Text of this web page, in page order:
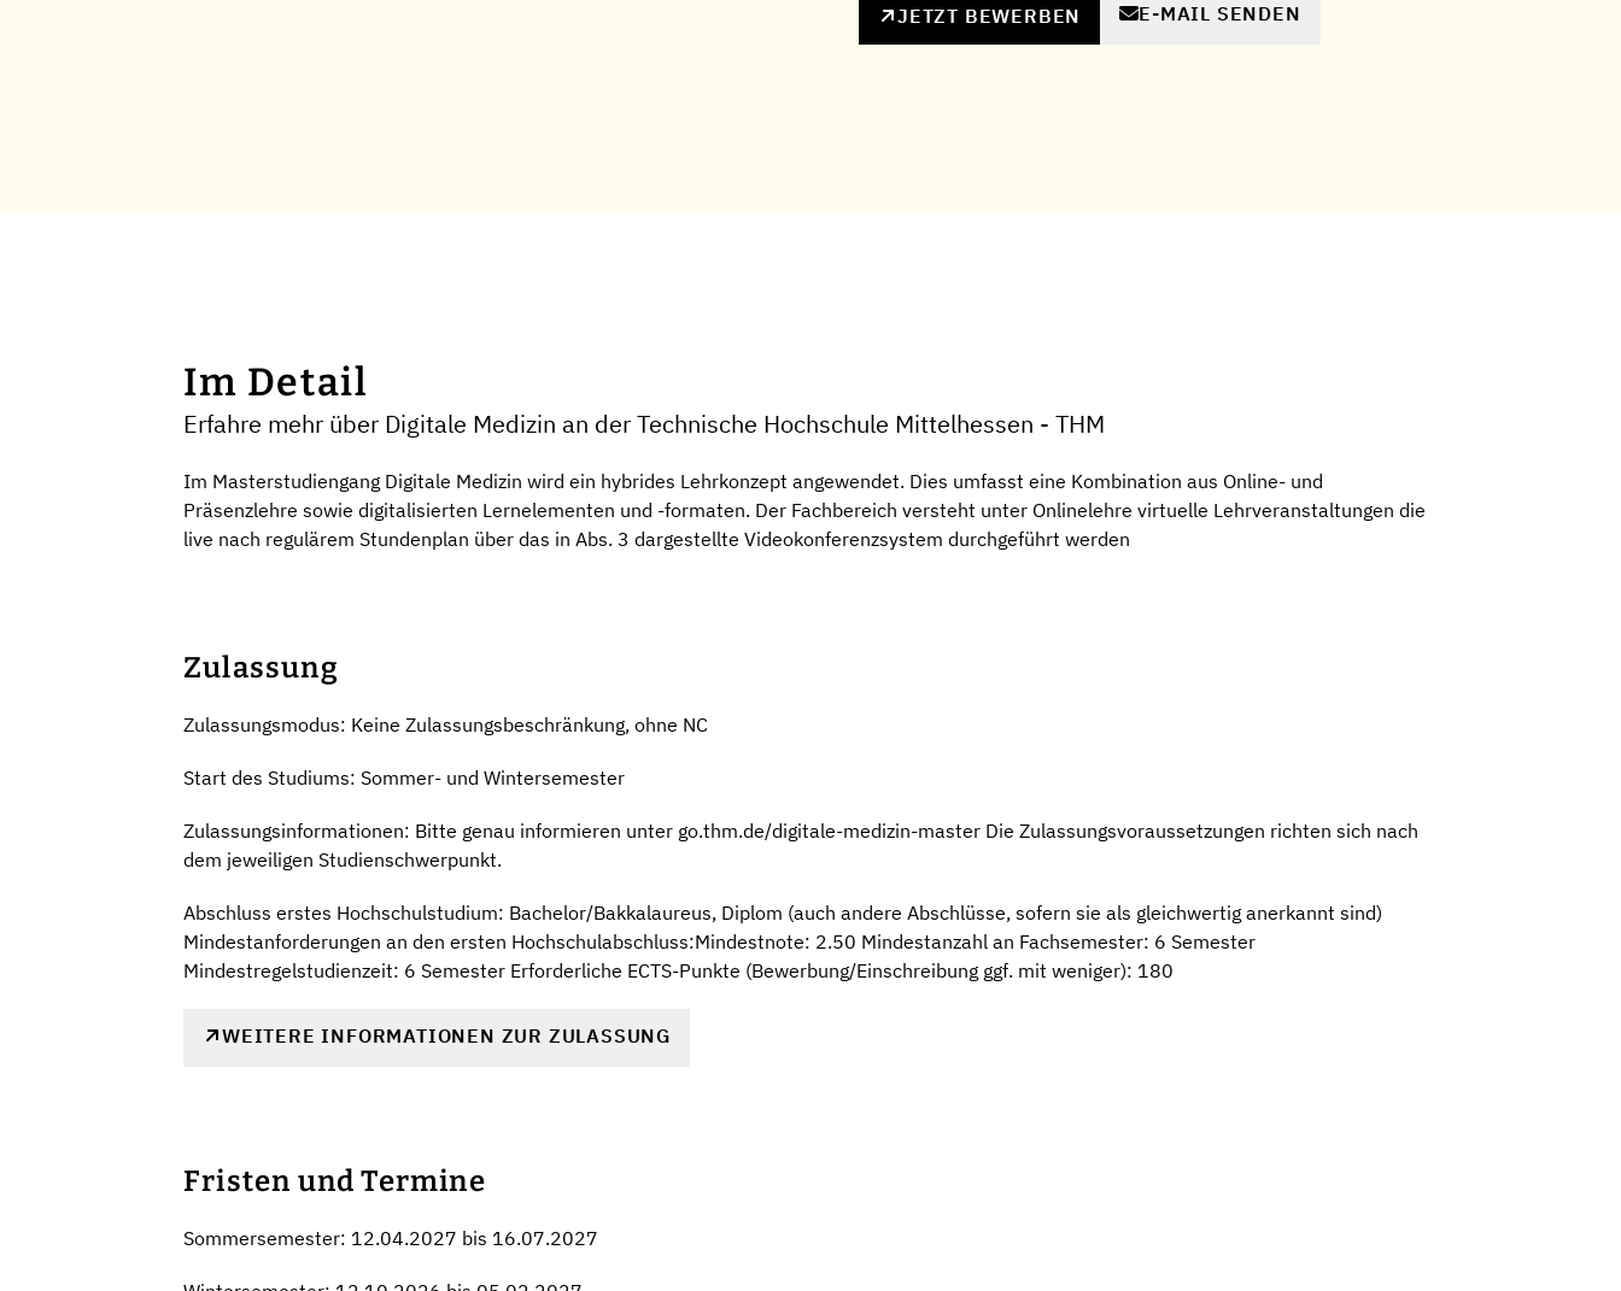
JETZT BEWERBEN E-MAIL SENDEN
Im Detail
Erfahre mehr über Digitale Medizin an der Technische Hochschule Mittelhessen - THM
Im Masterstudiengang Digitale Medizin wird ein hybrides Lehrkonzept angewendet. Dies umfasst eine Kombination aus Online- und
Präsenzlehre sowie digitalisierten Lernelementen und -formaten. Der Fachbereich versteht unter Onlinelehre virtuelle Lehrveranstaltungen die
live nach regulärem Stundenplan über das in Abs. 3 dargestellte Videokonferenzsystem durchgeführt werden
Zulassung
Zulassungsmodus: Keine Zulassungsbeschränkung, ohne NC
Start des Studiums: Sommer- und Wintersemester
Zulassungsinformationen: Bitte genau informieren unter go.thm.de/digitale-medizin-master Die Zulassungsvoraussetzungen richten sich nach
dem jeweiligen Studienschwerpunkt.
Abschluss erstes Hochschulstudium: Bachelor/Bakkalaureus, Diplom (auch andere Abschlüsse, sofern sie als gleichwertig anerkannt sind)
Mindestanforderungen an den ersten Hochschulabschluss:Mindestnote: 2.50 Mindestanzahl an Fachsemester: 6 Semester
Mindestregelstudienzeit: 6 Semester Erforderliche ECTS-Punkte (Bewerbung/Einschreibung ggf. mit weniger): 180
WEITERE INFORMATIONEN ZUR ZULASSUNG
Fristen und Termine
Sommersemester: 12.04.2027 bis 16.07.2027